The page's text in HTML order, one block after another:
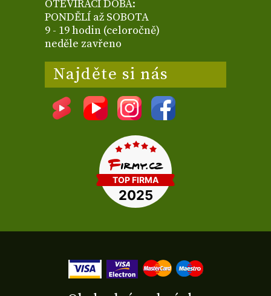
OTEVÍRACÍ DOBA:
PONDĚLÍ až SOBOTA
9 - 19 hodin (celoročně)
neděle zavřeno
Najděte si nás